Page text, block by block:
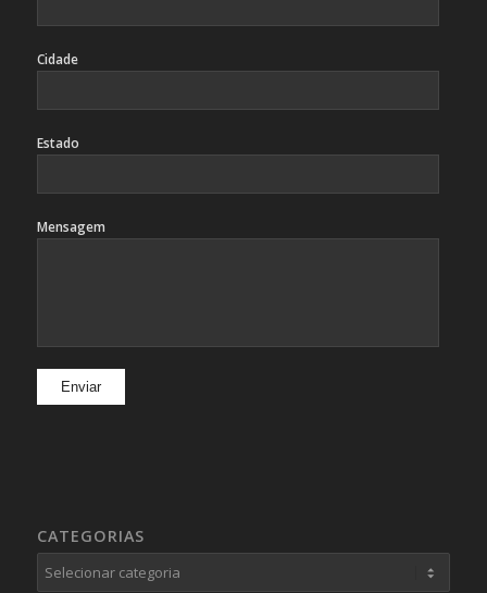
Cidade
Estado
Mensagem
CATEGORIAS
Categorias